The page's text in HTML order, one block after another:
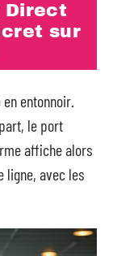
Direct
sur
entonnoir.
le port
affiche alors
ligne, avec les